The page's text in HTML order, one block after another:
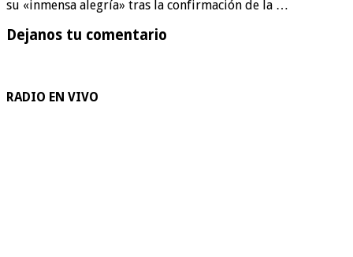
su «inmensa alegría» tras la confirmación de la …
Dejanos tu comentario
RADIO EN VIVO